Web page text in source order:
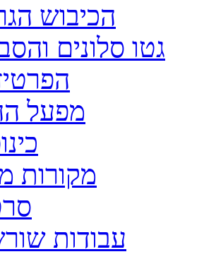
הכיבוש
גטו סלונים
מפעל
מקורות
עבודות